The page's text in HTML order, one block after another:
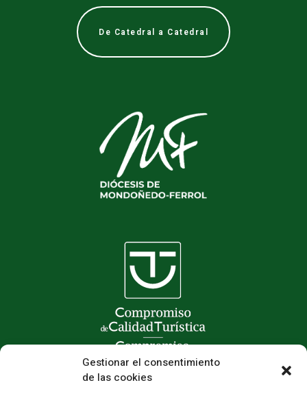
Gestionar el consentimiento
de las cookies
De Catedral a Catedral